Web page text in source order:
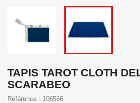
TAPIS TAROT CLOTH
SCARABEO
Référence : 106566